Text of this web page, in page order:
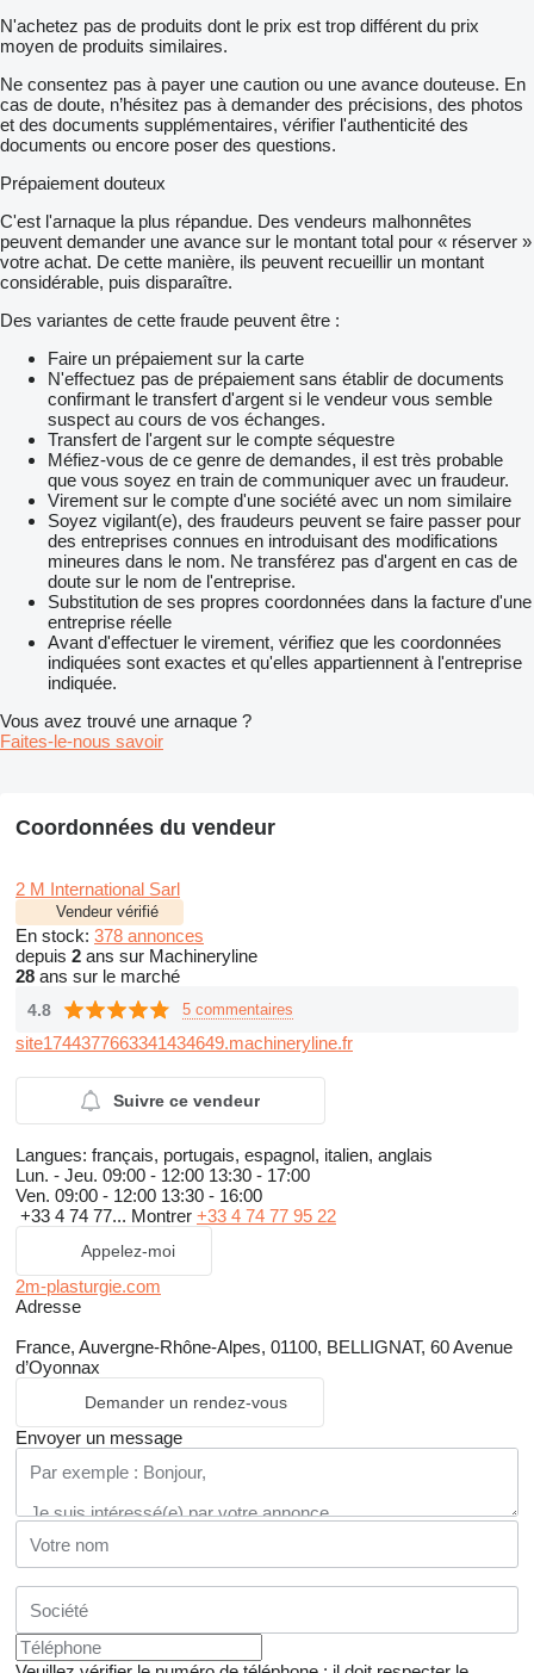
N'achetez pas de produits dont le prix est trop différent du prix
moyen de produits similaires.
Ne consentez pas à payer une caution ou une avance douteuse. En
cas de doute, n’hésitez pas à demander des précisions, des photos
et des documents supplémentaires, vérifier l'authenticité des
documents ou encore poser des questions.
Prépaiement douteux
C'est l'arnaque la plus répandue. Des vendeurs malhonnêtes
peuvent demander une avance sur le montant total pour « réserver »
votre achat. De cette manière, ils peuvent recueillir un montant
considérable, puis disparaître.
Des variantes de cette fraude peuvent être :
Faire un prépaiement sur la carte
N'effectuez pas de prépaiement sans établir de documents
confirmant le transfert d'argent si le vendeur vous semble
suspect au cours de vos échanges.
Transfert de l'argent sur le compte séquestre
Méfiez-vous de ce genre de demandes, il est très probable
que vous soyez en train de communiquer avec un fraudeur.
Virement sur le compte d'une société avec un nom similaire
Soyez vigilant(e), des fraudeurs peuvent se faire passer pour
des entreprises connues en introduisant des modifications
mineures dans le nom. Ne transférez pas d'argent en cas de
doute sur le nom de l'entreprise.
Substitution de ses propres coordonnées dans la facture d'une
entreprise réelle
Avant d'effectuer le virement, vérifiez que les coordonnées
indiquées sont exactes et qu'elles appartiennent à l'entreprise
indiquée.
Vous avez trouvé une arnaque ?
Faites-le-nous savoir
Coordonnées du vendeur
2 M International Sarl
Vendeur vérifié
En stock: 378 annonces
depuis 2 ans sur Machineryline
28 ans sur le marché
4.8 5 commentaires
site1744377663341434649.machineryline.fr
Suivre ce vendeur
Langues: français, portugais, espagnol, italien, anglais
Lun. - Jeu. 09:00 - 12:00 13:30 - 17:00
Ven. 09:00 - 12:00 13:30 - 16:00
+33 4 74 77... Montrer +33 4 74 77 95 22
Appelez-moi
2m-plasturgie.com
Adresse
France, Auvergne-Rhône-Alpes, 01100, BELLIGNAT, 60 Avenue
d’Oyonnax
Demander un rendez-vous
Envoyer un message